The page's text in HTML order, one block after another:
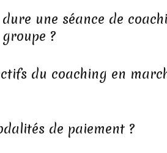
une séance de
?
du coaching en
de paiement ?